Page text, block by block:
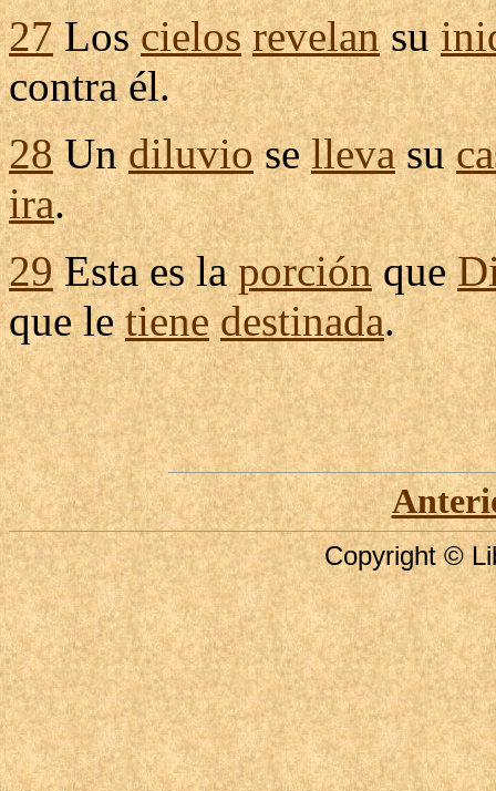
27Loscielos revelansu
contra él.
28Undiluviosellevasu
ira.
29Esta es laporciónque
que letiene destinada.
Copyright ©